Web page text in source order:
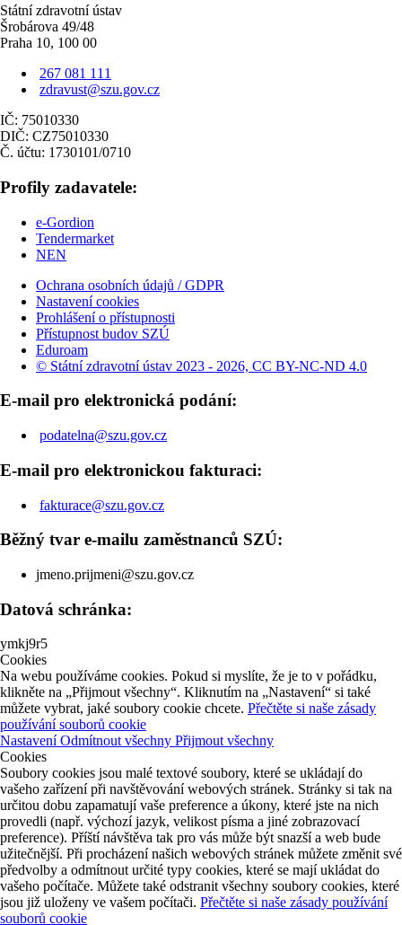
Státní zdravotní ústav
Šrobárova 49/48
Praha 10, 100 00
267 081 111
zdravust@szu.gov.cz
IČ: 75010330
DIČ: CZ75010330
Č. účtu: 1730101/0710
Profily zadavatele:
e-Gordion
Tendermarket
NEN
Ochrana osobních údajů / GDPR
Nastavení cookies
Prohlášení o přístupnosti
Přístupnost budov SZÚ
Eduroam
© Státní zdravotní ústav 2023 - 2026, CC BY-NC-ND 4.0
E-mail pro elektronická podání:
podatelna@szu.gov.cz
E-mail pro elektronickou fakturaci:
fakturace@szu.gov.cz
Běžný tvar e-mailu zaměstnanců SZÚ:
jmeno.prijmeni@szu.gov.cz
Datová schránka:
ymkj9r5
Cookies
Na webu používáme cookies. Pokud si myslíte, že je to v pořádku,
klikněte na „Přijmout všechny“. Kliknutím na „Nastavení“ si také
můžete vybrat, jaké soubory cookie chcete. Přečtěte si naše zásady
používání souborů cookie
Nastavení Odmítnout všechny Přijmout všechny
Cookies
Soubory cookies jsou malé textové soubory, které se ukládají do
vašeho zařízení při navštěvování webových stránek. Stránky si tak na
určitou dobu zapamatují vaše preference a úkony, které jste na nich
provedli (např. výchozí jazyk, velikost písma a jiné zobrazovací
preference). Příští návštěva tak pro vás může být snazší a web bude
užitečnější. Při procházení našich webových stránek můžete změnit své
předvolby a odmítnout určité typy cookies, které se mají ukládat do
vašeho počítače. Můžete také odstranit všechny soubory cookies, které
jsou již uloženy ve vašem počítači. Přečtěte si naše zásady používání
souborů cookie